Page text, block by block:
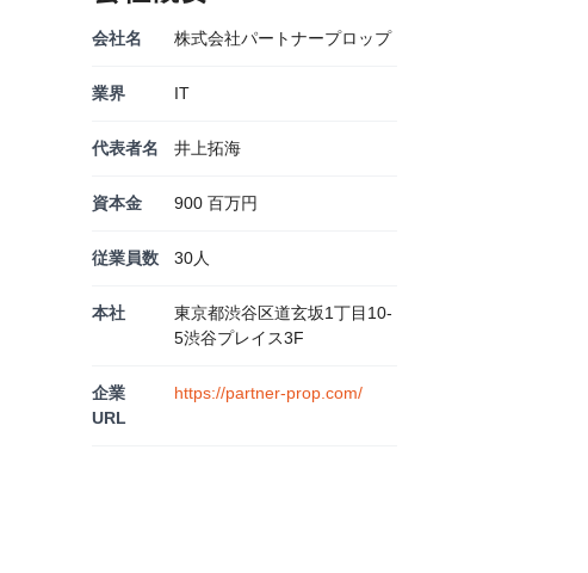
会社名 株式会社パートナープロップ
業界 IT
代表者名 井上拓海
資本金 900 百万円
従業員数 30人
本社
東京都渋谷区道玄坂1丁目10‐
5渋谷プレイス3F
企業
URL
https://partner-prop.com/